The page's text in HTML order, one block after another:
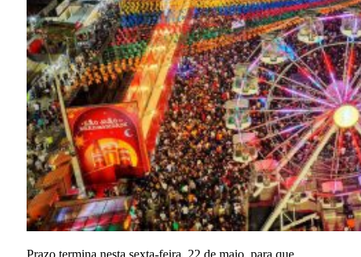
Prazo termina nesta sexta-feira, 22 de maio, para que